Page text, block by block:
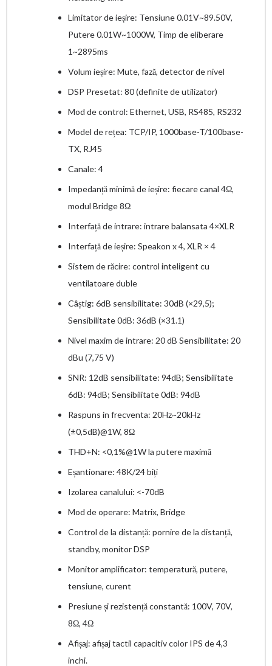
Limitator de ieșire: Tensiune 0.01V~89.50V,
Putere 0.01W~1000W, Timp de eliberare
1~2895ms
Volum ieșire: Mute, fază, detector de nivel
DSP Presetat: 80 (definite de utilizator)
Mod de control: Ethernet, USB, RS485, RS232
Model de rețea: TCP/IP, 1000base-T/100base-
TX, RJ45
Canale: 4
Impedanță minimă de ieșire: fiecare canal 4Ω,
modul Bridge 8Ω
Interfață de intrare: intrare balansata 4×XLR
Interfață de ieșire: Speakon x 4, XLR × 4
Sistem de răcire: control inteligent cu
ventilatoare duble
Câștig: 6dB sensibilitate: 30dB (×29,5);
Sensibilitate 0dB: 36dB (×31.1)
Nivel maxim de intrare: 20 dB Sensibilitate: 20
dBu (7,75 V)
SNR: 12dB sensibilitate: 94dB; Sensibilitate
6dB: 94dB; Sensibilitate 0dB: 94dB
Raspuns in frecventa: 20Hz~20kHz
(±0,5dB)@1W, 8Ω
THD+N: <0,1%@1W la putere maximă
Eșantionare: 48K/24 biți
Izolarea canalului: <-70dB
Mod de operare: Matrix, Bridge
Control de la distanță: pornire de la distanță,
standby, monitor DSP
Monitor amplificator: temperatură, putere,
tensiune, curent
Presiune și rezistență constantă: 100V, 70V,
8Ω, 4Ω
Afișaj: afișaj tactil capacitiv color IPS de 4,3
inchi.